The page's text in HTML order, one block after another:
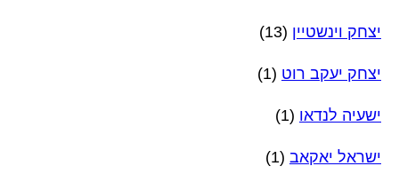
יצחק וינשטיין (13)
יצחק יעקב רוט (1)
ישעיה לנדאו (1)
ישראל יאקאב (1)